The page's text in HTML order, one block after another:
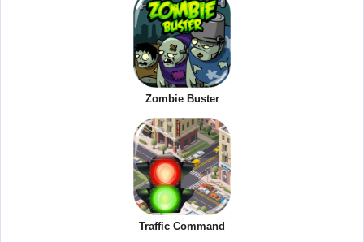
Zombie Buster
Traffic Command